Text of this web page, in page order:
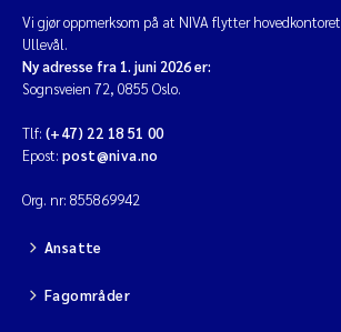
Vi gjør oppmerksom på at NIVA flytter
Ullevål.
Ny adresse fra 1. juni 2026 er:
Sognsveien 72, 0855 Oslo.
Tlf: (+47) 22 18 51 00
Epost: post@niva.no
Org. nr: 855869942
Ansatte
Fagområder